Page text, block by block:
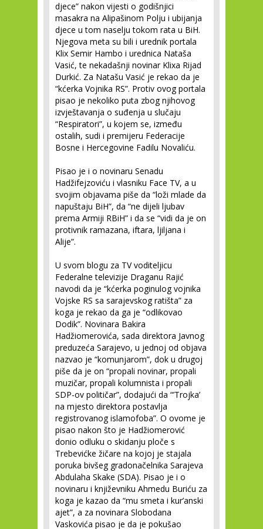
djece” nakon vijesti o godišnjici
masakra na Alipašinom Polju i ubijanja
djece u tom naselju tokom rata u BiH.
Njegova meta su bili i urednik portala
Klix Semir Hambo i urednica Nataša
Vasić, te nekadašnji novinar Klixa Rijad
Durkić. Za Natašu Vasić je rekao da je
“kćerka Vojnika RS”. Protiv ovog portala
pisao je nekoliko puta zbog njihovog
izvještavanja o suđenja u slučaju
“Respiratori”, u kojem se, između
ostalih, sudi i premijeru Federacije
Bosne i Hercegovine Fadilu Novaliću.
Pisao je i o novinaru Senadu
Hadžifejzoviću i vlasniku Face TV, a u
svojim objavama piše da “loži mlade da
napuštaju BiH”, da “ne dijeli ljubav
prema Armiji RBiH” i da se “vidi da je on
protivnik ramazana, iftara, ljiljana i
Alije”.
U svom blogu za TV voditeljicu
Federalne televizije Draganu Rajić
navodi da je “kćerka poginulog vojnika
Vojske RS sa sarajevskog ratišta” za
koga je rekao da ga je “odlikovao
Dodik”. Novinara Bakira
Hadžiomerovića, sada direktora Javnog
preduzeća Sarajevo, u jednoj od objava
nazvao je “komunjarom”, dok u drugoj
piše da je on “propali novinar, propali
muzičar, propali kolumnista i propali
SDP-ov političar”, dodajući da “’Trojka’
na mjesto direktora postavlja
registrovanog islamofoba”. O ovome je
pisao nakon što je Hadžiomerović
donio odluku o skidanju ploče s
Trebevićke žičare na kojoj je stajala
poruka bivšeg gradonačelnika Sarajeva
Abdulaha Skake (SDA). Pisao je i o
novinaru i književniku Ahmedu Buriću za
koga je kazao da “mu smeta i kur’anski
ajet”, a za novinara Slobodana
Vaskovića pisao je da je pokušao